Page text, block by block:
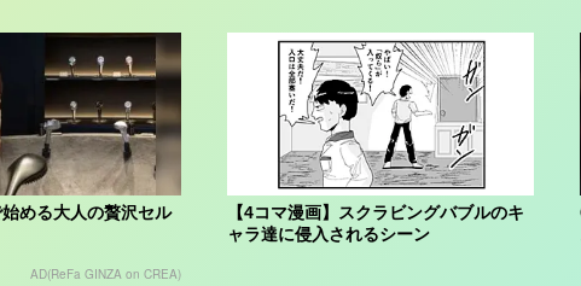
始める大人の贅沢セル
AD(ReFa GINZA on CREA)
【4コマ漫画】スクラビングバブルのキ
ャラ達に侵入されるシーン